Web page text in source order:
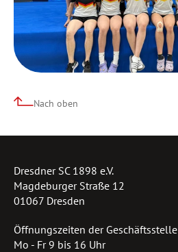
Nach oben
Dresdner SC 1898 e.V.
Magdeburger Straße 12
01067 Dresden
Öffnungszeiten der Geschäftsstelle
Mo - Fr 9 bis 16 Uhr